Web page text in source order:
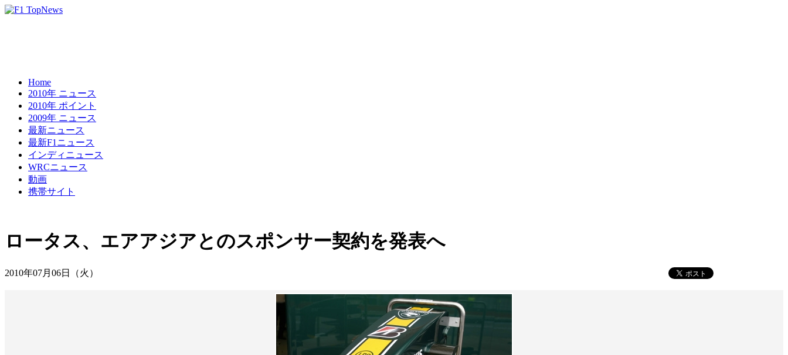
Home
2010年 ニュース
2010年 ポイント
2009年 ニュース
最新ニュース
最新F1ニュース
インディニュース
WRCニュース
動画
携帯サイト
ロータス、エアアジアとのスポンサー契約を発表へ
2010年07月06日（火）